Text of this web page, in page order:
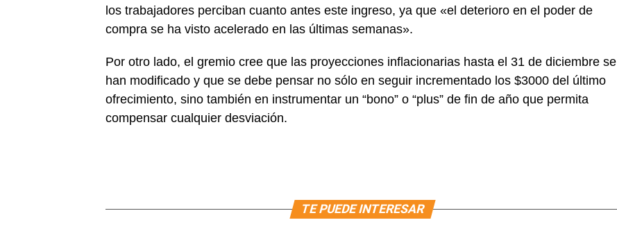
los trabajadores perciban cuanto antes este ingreso, ya que «el deterioro en el poder de
compra se ha visto acelerado en las últimas semanas».
Por otro lado, el gremio cree que las proyecciones inflacionarias hasta el 31 de diciembre se
han modificado y que se debe pensar no sólo en seguir incrementado los $3000 del último
ofrecimiento, sino también en instrumentar un “bono” o “plus” de fin de año que permita
compensar cualquier desviación.
TE PUEDE INTERESAR